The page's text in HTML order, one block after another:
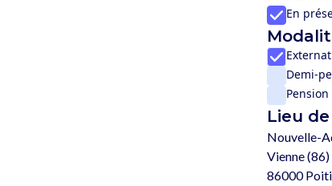
En
Externat
Demi-
Lieu
Nouvelle-
Vienne (86)
86000